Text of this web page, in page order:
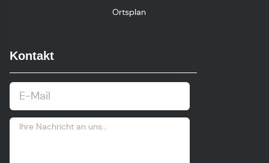
Ortsplan
Kontakt